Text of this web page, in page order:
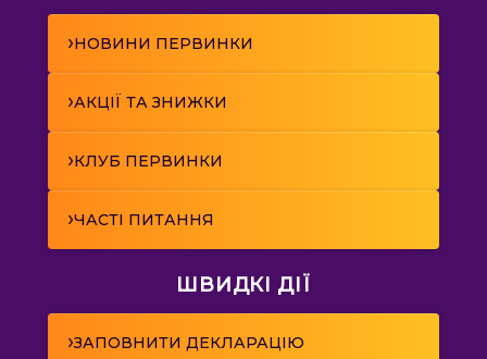
›НОВИНИ ПЕРВИНКИ
›АКЦІЇ ТА ЗНИЖКИ
›КЛУБ ПЕРВИНКИ
›ЧАСТІ ПИТАННЯ
ШВИДКІ ДІЇ
›ЗАПОВНИТИ ДЕКЛАРАЦІЮ